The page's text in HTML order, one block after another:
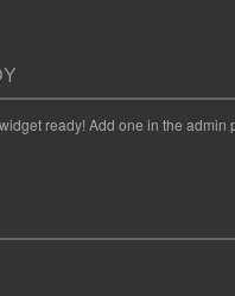
ready! Add one in the admin